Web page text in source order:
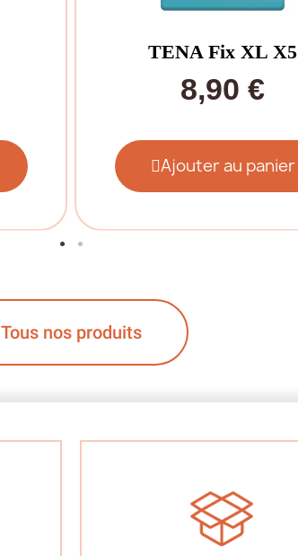
TENA Fix XL X5
8,90 €
Ajouter au panier
Tous nos produits